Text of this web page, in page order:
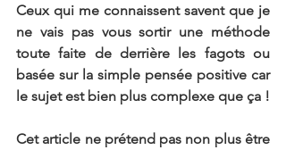
Ceux qui me connaissent savent que je
ne vais pas vous sortir une méthode
toute faite de derrière les fagots ou
basée sur la simple pensée positive car
le sujet est bien plus complexe que ça !
Cet article ne prétend pas non plus être